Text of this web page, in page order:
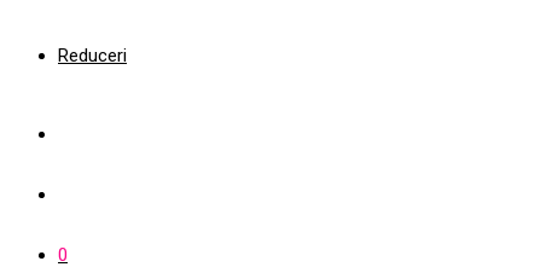
Reduceri
0